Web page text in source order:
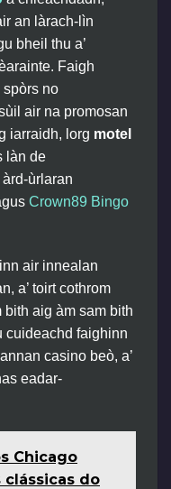
an làrach-lìn
bheil thu a’
Faigh
no
air na promosan
iarraidh, lorg motel
làn de
ùrlaran
Crown89 Bingo
air innealan
a’ toirt cothrom
aig àm sam bith
cuideachd faighinn
casino beò, a’
eadar-
Chicago
clássicas do